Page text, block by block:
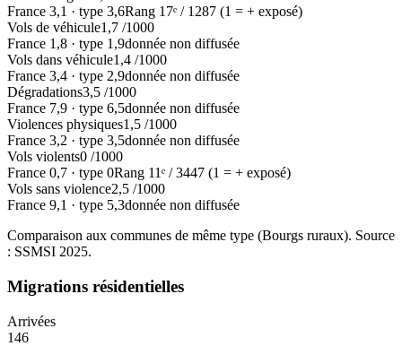
France 3,1 · type 3,6Rang 17ᵉ / 1287 (1 = + exposé)
Vols de véhicule1,7 /1000
France 1,8 · type 1,9donnée non diffusée
Vols dans véhicule1,4 /1000
France 3,4 · type 2,9donnée non diffusée
Dégradations3,5 /1000
France 7,9 · type 6,5donnée non diffusée
Violences physiques1,5 /1000
France 3,2 · type 3,5donnée non diffusée
Vols violents0 /1000
France 0,7 · type 0Rang 11ᵉ /3447 (1 = + exposé)
Vols sans violence2,5 /1000
France 9,1 · type 5,3donnée non diffusée
Comparaison aux communes de même type (Bourgs ruraux). Source
: SSMSI 2025.
Migrations résidentielles
Arrivées
146